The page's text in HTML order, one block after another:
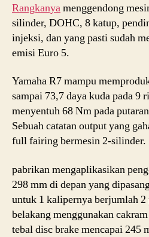
Rangkanyamenggendong
silinder, DOHC, 8 katup,
injeksi, dan yang pasti sudah
emisi Euro 5.
Yamaha R7 mampu
sampai 73,7 daya kuda pada 9
menyentuh 68 Nm pada
Sebuah catatan output yang
full fairing bermesin 2-silinder.
pabrikan mengaplikasikan
298 mm di depan yang
untuk 1 kalipernya berjumlah
belakang menggunakan
tebal disc brake mencapai 245